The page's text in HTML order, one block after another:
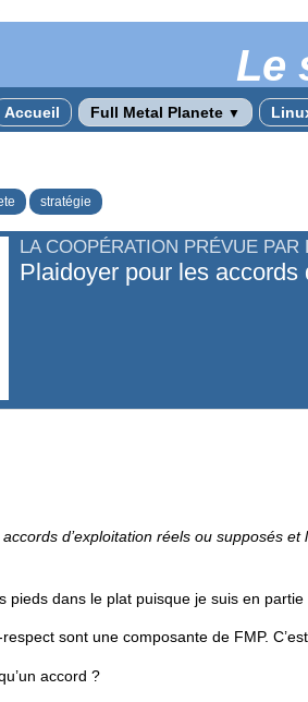
Le
Accueil Full Metal Planete ▼
stratégie
LA COOPÉRATION PRÉVUE PAR
Plaidoyer pour les accords
d’exploitation réels ou supposés
pieds dans le plat puisque je suis en
sont une composante de FMP.
accord ?